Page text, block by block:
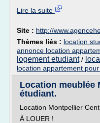
Lire la suite
Site : http://
Thèmes liés : location
annonce location
logement etudiant/
location appartement
Location meublée
étudiant.
Location Montpellier
À LOUER !